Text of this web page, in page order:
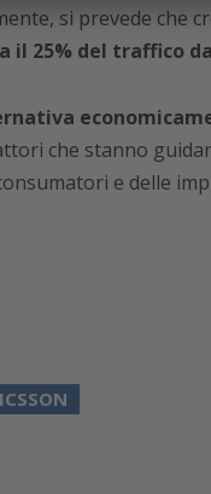
si prevede che
il 25% del traffico
che stanno
e delle